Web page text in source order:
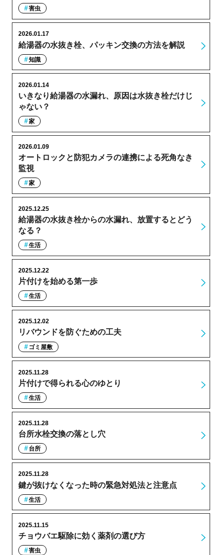
害虫
給湯器の水抜き栓、パッキン交換の方法を解説
2026.01.17
知識
いきなり給湯器の水漏れ、原因は水抜き栓だけじ
ゃない？
2026.01.14
家
オートロックと防犯カメラの連携による死角なき
監視
2026.01.09
家
給湯器の水抜き栓からの水漏れ、放置するとどう
なる？
2025.12.25
生活
片付けを始める第一歩
2025.12.22
生活
リバウンドを防ぐための工夫
2025.12.02
ゴミ屋敷
片付けで得られる心のゆとり
2025.11.28
生活
台所水栓交換の落とし穴
2025.11.28
台所
鍵が抜けなくなった時の緊急対処法と注意点
2025.11.28
生活
チョウバエ駆除に効く薬剤の選び方
2025.11.15
害虫